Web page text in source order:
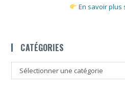
En savoir plus
CATÉGORIES
Catégories
Sélectionner une catégorie